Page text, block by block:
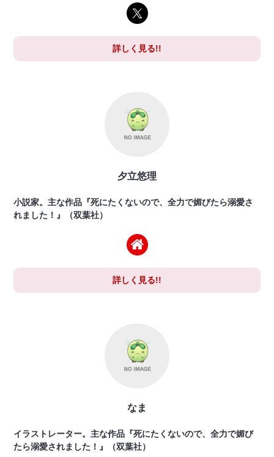
詳しく見る!!
夕立悠理
小説家。主な作品『死にたくないので、全力で媚びたら溺愛さ
れました！』（双葉社）
詳しく見る!!
なま
イラストレーター。主な作品『死にたくないので、全力で媚び
たら溺愛されました！』（双葉社）